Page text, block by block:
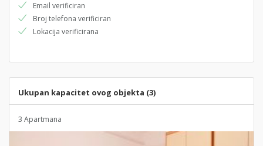
Email verificiran
Broj telefona verificiran
Lokacija verificirana
Ukupan kapacitet ovog objekta (3)
3 Apartmana